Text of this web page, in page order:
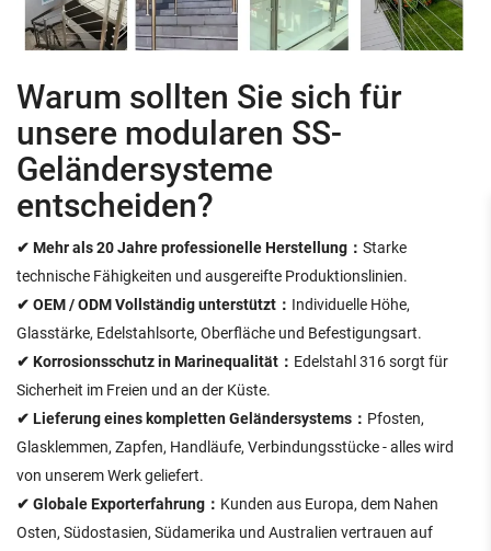
Warum sollten Sie sich für
unsere modularen SS-
Geländersysteme
entscheiden?
✔ Mehr als 20 Jahre professionelle Herstellung： Starke
technische Fähigkeiten und ausgereifte Produktionslinien.
✔ OEM / ODM Vollständig unterstützt： Individuelle Höhe,
Glasstärke, Edelstahlsorte, Oberfläche und Befestigungsart.
✔ Korrosionsschutz in Marinequalität： Edelstahl 316 sorgt für
Sicherheit im Freien und an der Küste.
✔ Lieferung eines kompletten Geländersystems： Pfosten,
Glasklemmen, Zapfen, Handläufe, Verbindungsstücke - alles wird
von unserem Werk geliefert.
✔ Globale Exporterfahrung： Kunden aus Europa, dem Nahen
Osten, Südostasien, Südamerika und Australien vertrauen auf